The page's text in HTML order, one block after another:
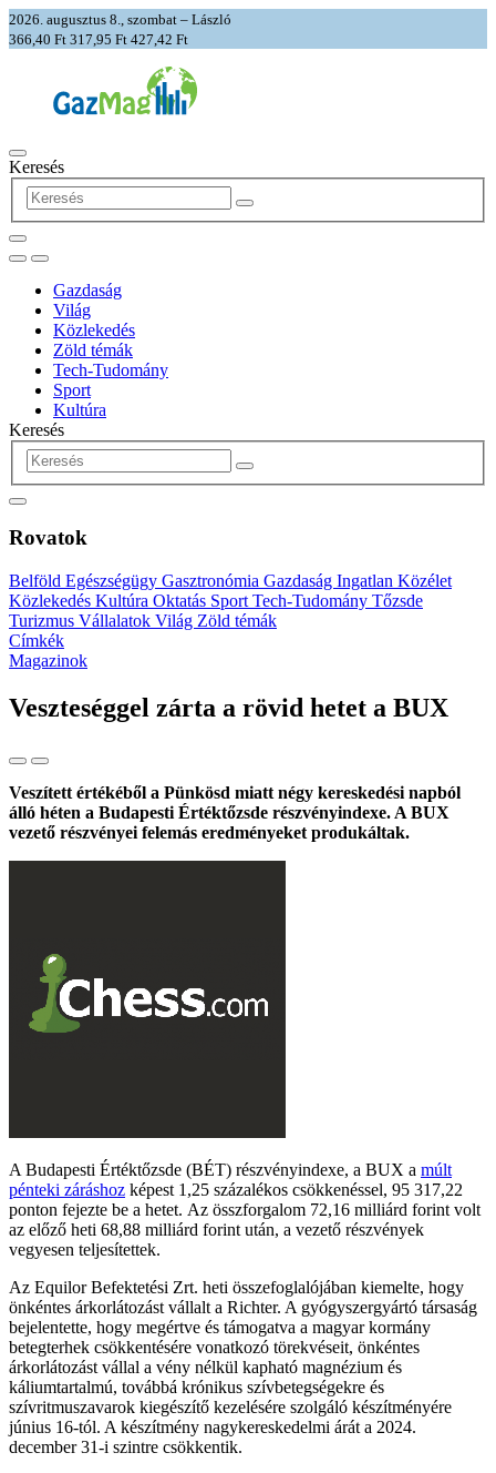
2026. augusztus 8., szombat – László
366,40 Ft 317,95 Ft 427,42 Ft
Keresés
Gazdaság
Világ
Közlekedés
Zöld témák
Tech-Tudomány
Sport
Kultúra
Keresés
Rovatok
Belföld Egészségügy Gasztronómia Gazdaság Ingatlan Közélet
Közlekedés Kultúra Oktatás Sport Tech-Tudomány Tőzsde
Turizmus Vállalatok Világ Zöld témák
Címkék
Magazinok
Veszteséggel zárta a rövid hetet a BUX
Veszített értékéből a Pünkösd miatt négy kereskedési napból
álló héten a Budapesti Értéktőzsde részvényindexe. A BUX
vezető részvényei felemás eredményeket produkáltak.
A Budapesti Értéktőzsde (BÉT) részvényindexe, a BUX a múlt
pénteki záráshoz képest 1,25 százalékos csökkenéssel, 95 317,22
ponton fejezte be a hetet. Az összforgalom 72,16 milliárd forint volt
az előző heti 68,88 milliárd forint után, a vezető részvények
vegyesen teljesítettek.
Az Equilor Befektetési Zrt. heti összefoglalójában kiemelte, hogy
önkéntes árkorlátozást vállalt a Richter. A gyógyszergyártó társaság
bejelentette, hogy megértve és támogatva a magyar kormány
betegterhek csökkentésére vonatkozó törekvéseit, önkéntes
árkorlátozást vállal a vény nélkül kapható magnézium és
káliumtartalmú, továbbá krónikus szívbetegségekre és
szívritmuszavarok kiegészítő kezelésére szolgáló készítményére
június 16-tól. A készítmény nagykereskedelmi árát a 2024.
december 31-i szintre csökkentik.